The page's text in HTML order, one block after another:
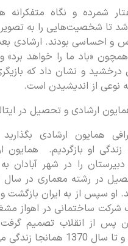
و نگاه متفکرانه همایون
شخصیت‌هایی را به تصویر بکشد
بودند. ارشادی بعدها در
«باد ما را خواهد برد» و «شهر
و نشان داد که بازیگری برای
از اندیشیدن است.
ارشادی و تحصیل در ایتالیا
همایون ارشادی بگذارید تا به
او بازگردیم. همایون ارشادی
را در شهر آبادان به پایان
رساند برای تحصیل در رشته معماری در سال ۱۳۴۴
سپس از به ایران بازگشت و حدود
ساختمانی در اهواز مشغول به
از انقلاب تصمیم گرفت تا به
می‌کرد.